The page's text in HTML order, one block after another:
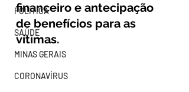
POLÍTICA
SAÚDE
MINAS GERAIS
CORONAVÍRUS
financeiro e antecipação
de benefícios para as
vítimas.